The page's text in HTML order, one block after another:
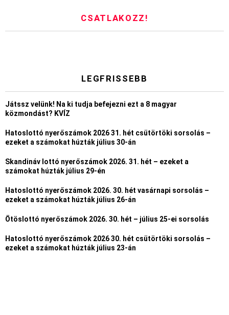
CSATLAKOZZ!
LEGFRISSEBB
Játssz velünk! Na ki tudja befejezni ezt a 8 magyar
közmondást? KVÍZ
Hatoslottó nyerőszámok 2026 31. hét csütörtöki sorsolás –
ezeket a számokat húzták július 30-án
Skandináv lottó nyerőszámok 2026. 31. hét – ezeket a
számokat húzták július 29-én
Hatoslottó nyerőszámok 2026. 30. hét vasárnapi sorsolás –
ezeket a számokat húzták július 26-án
Ötöslottó nyerőszámok 2026. 30. hét – július 25-ei sorsolás
Hatoslottó nyerőszámok 2026 30. hét csütörtöki sorsolás –
ezeket a számokat húzták július 23-án